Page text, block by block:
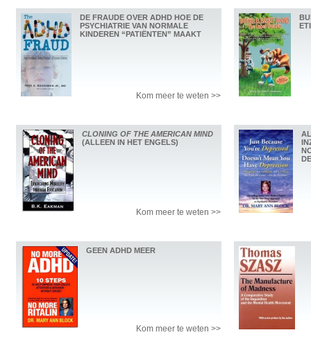
DE FRAUDE OVER ADHD HOE DE
PSYCHIATRIE VAN NORMALE
KINDEREN “PATIËNTEN” MAAKT
Kom meer te weten >>
CLONING OF THE AMERICAN MIND
(ALLEEN IN HET ENGELS)
Kom meer te weten >>
GEEN ADHD MEER
Kom meer te weten >>